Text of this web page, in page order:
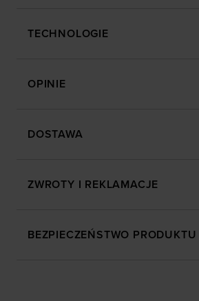
dopasowywania treści oraz
znajdziesz w naszej
TECHNOLOGIE
OPINIE
DOSTAWA
ZWROTY I REKLAMACJE
BEZPIECZEŃSTWO PRODUKTU